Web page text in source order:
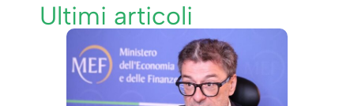
Ultimi articoli